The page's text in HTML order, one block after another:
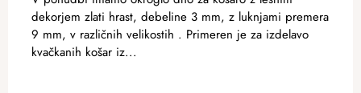
dekorjem zlati hrast, debeline 3 mm, z luknjami premera
9 mm, v različnih velikostih . Primeren je za izdelavo
kvačkanih košar iz...